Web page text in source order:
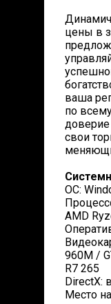
цены в
ваша
по
доверие
свои
ОС:
AMD
960M /
R7 265
DirectX:
Место